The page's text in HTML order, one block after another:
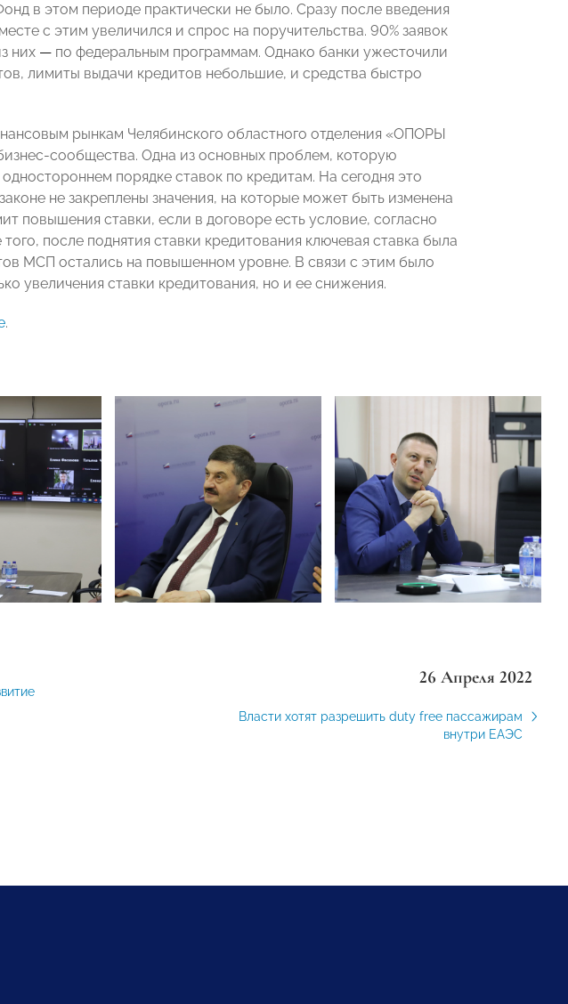
в этом периоде практически не было. Сразу после введения
с этим увеличился и спрос на поручительства. 90% заявок
них — по федеральным программам. Однако банки ужесточили
лимиты выдачи кредитов небольшие, и средства быстро
рынкам Челябинского областного отделения «ОПОРЫ
сообщества. Одна из основных проблем, которую
порядке ставок по кредитам. На сегодня это
не закреплены значения, на которые может быть изменена
повышения ставки, если в договоре есть условие, согласно
после поднятия ставки кредитования ключевая ставка была
МСП остались на повышенном уровне. В связи с этим было
увеличения ставки кредитования, но и ее снижения.
.
26 Апреля 2022
Власти хотят разрешить duty free пассажирам
внутри ЕАЭС